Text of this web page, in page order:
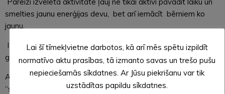
smelties jaunu enerģijas devu, bet arī iemācīt bērniem ko
jaunu.
Izglītošanas process ir tikpat svarīgs un vērtīgs kā svaigs
gaiss, saules staru sniegtais D vitamīns un izkustēšanās.
Aktivitātes brīvā dabā sniedz iespējas, kuras nav tikai
“svaigs gaiss”, bet arī kopā būšana, prieks, neaizmirstamas
Lai šī tīmekļvietne darbotos, kā arī mēs spētu izpildīt
normatīvo aktu prasības, tā izmanto savas un trešo pušu
nepieciešamās sīkdatnes. Ar Jūsu piekrišanu var tik
uzstādītas papildu sīkdatnes.